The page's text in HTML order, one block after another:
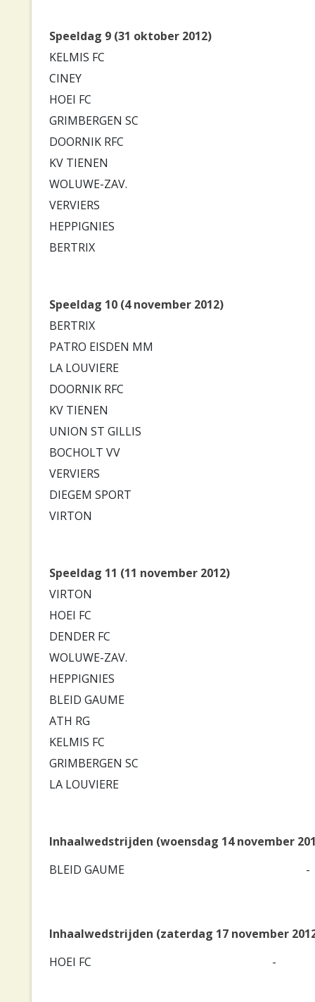
Speeldag 9 (31 oktober 2012)
KELMIS FC
CINEY
HOEI FC
GRIMBERGEN SC
DOORNIK RFC
KV TIENEN
WOLUWE-ZAV.
VERVIERS
HEPPIGNIES
BERTRIX
Speeldag 10 (4 november 2012)
BERTRIX
PATRO EISDEN MM
LA LOUVIERE
DOORNIK RFC
KV TIENEN
UNION ST GILLIS
BOCHOLT VV
VERVIERS
DIEGEM SPORT
VIRTON
Speeldag 11 (11 november 2012)
VIRTON
HOEI FC
DENDER FC
WOLUWE-ZAV.
HEPPIGNIES
BLEID GAUME
ATH RG
KELMIS FC
GRIMBERGEN SC
LA LOUVIERE
Inhaalwedstrijden (woensdag 14 november
BLEID GAUME
-
Inhaalwedstrijden (zaterdag 17 november
HOEI FC
-